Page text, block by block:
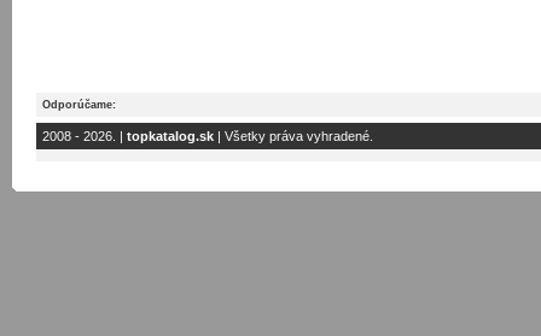
Odporúčame:
2008 - 2026. | topkatalog.sk | Všetky práva vyhradené.